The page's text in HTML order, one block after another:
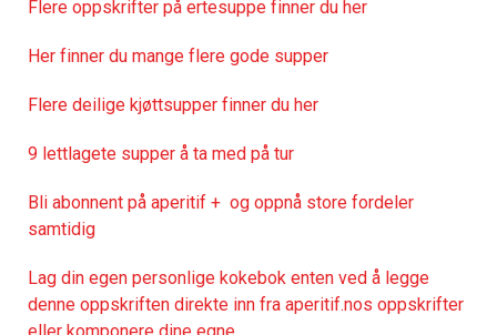
Flere oppskrifter på ertesuppe finner du her
Her finner du mange flere gode supper
Flere deilige kjøttsupper finner du her
9 lettlagete supper å ta med på tur
Bli abonnent på aperitif + og oppnå store fordeler
samtidig
Lag din egen personlige kokebok enten ved å legge
denne oppskriften direkte inn fra aperitif.nos oppskrifter